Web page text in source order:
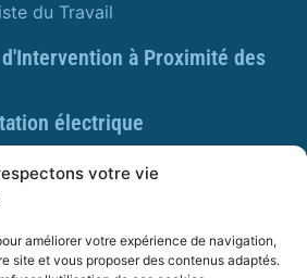
votre vie
améliorer votre expérience de navigation,
site et vous proposer des contenus adaptés.
du Travail
à Proximité des
électrique
et postures
Postures - Prévention des TMS
OFSP